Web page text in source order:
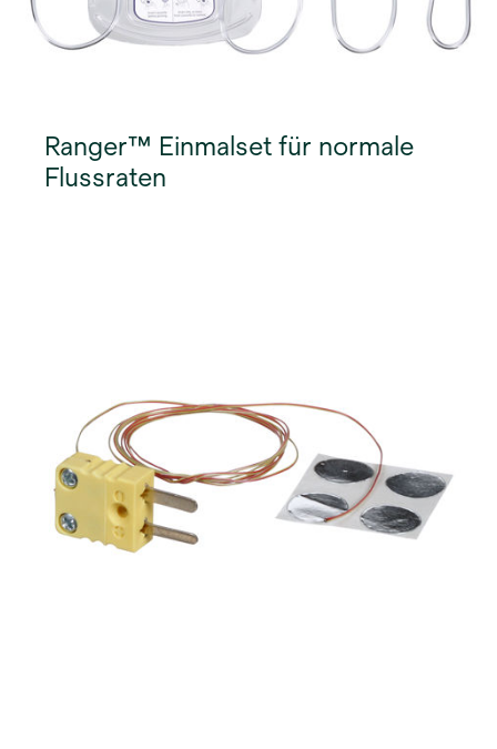
Ranger™ Einmalset für normale
Flussraten